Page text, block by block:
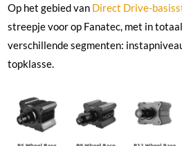
Op het gebied van Direct Drive-
streepje voor op Fanatec, met in
verschillende segmenten:
topklasse.